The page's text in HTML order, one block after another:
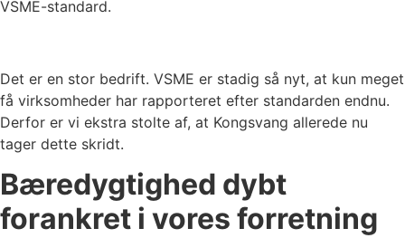
VSME-standard.
Det er en stor bedrift. VSME er stadig så nyt, at kun meget
få virksomheder har rapporteret efter standarden endnu.
Derfor er vi ekstra stolte af, at Kongsvang allerede nu
tager dette skridt.
Bæredygtighed dybt
forankret i vores forretning